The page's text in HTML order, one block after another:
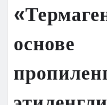
основе